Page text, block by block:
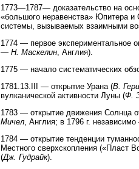
1773—1787— доказательство на
«большого неравенства» Юпитера
системы, вызываемых взаимными
1774 — первое экспериментальное
— Н. Маскелин, Англия).
1775 — начало систематических
1781.13.III — открытие Урана (В.
вулканической активности Луны (Ф.
1783 — открытие движения Солнца
Мичел, Англия; в 1796 г.
1784 — открытие тенденции
Местного сверхскопления («Пласт
(Дж. Гудрайк).